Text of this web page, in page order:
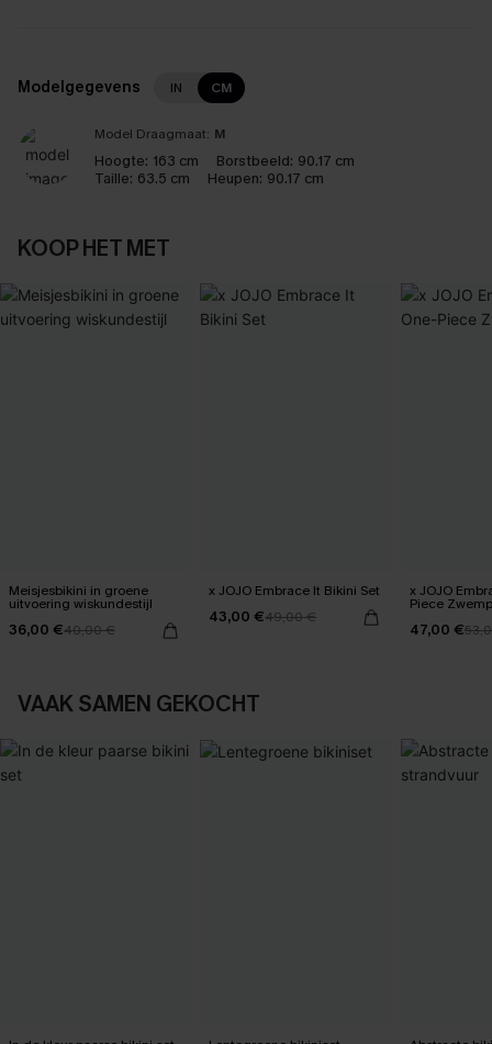
Modelgegevens IN CM
Model Draagmaat: M
Hoogte: 163 cm Borstbeeld: 90.17 cm
Taille: 63.5 cm Heupen: 90.17 cm
KOOP HET MET
Meisjesbikini in groene
uitvoering wiskundestijl
36,00 €40,00 €
x JOJO Embrace It Bikini Set
43,00 €49,00 €
x JOJO
Piece
47,00 €
VAAK SAMEN GEKOCHT